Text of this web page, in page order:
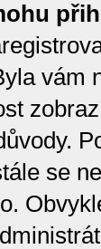
vám
se